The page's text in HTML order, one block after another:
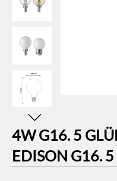
4W G16. 5
EDISON G16.